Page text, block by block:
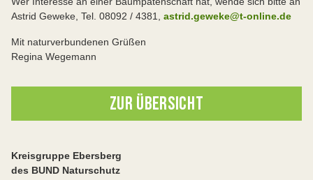
Astrid Geweke, Tel. 08092 / 4381, astrid.geweke@t-online.de
Mit naturverbundenen Grüßen
Regina Wegemann
ZUR ÜBERSICHT
Kreisgruppe Ebersberg
des BUND Naturschutz